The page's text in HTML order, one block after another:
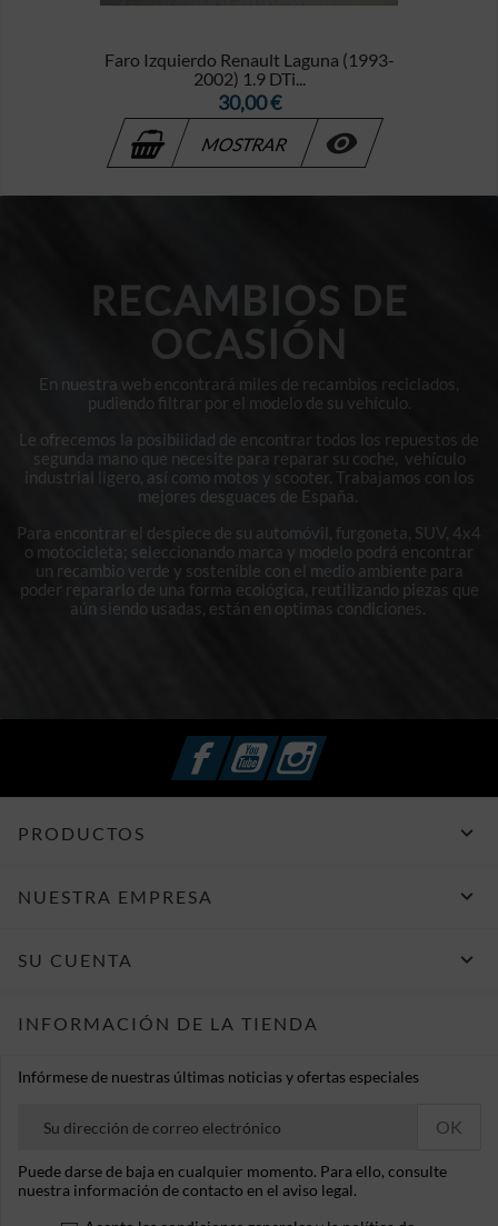
Faro Izquierdo Renault Laguna (1993-
2002) 1.9 DTi...
Precio
30,00 €
MOSTRAR 
RECAMBIOS DE
OCASIÓN
En nuestra web encontrará miles de recambios reciclados,
pudiendo filtrar por el modelo de su vehículo.
Le ofrecemos la posibilidad de encontrar todos los repuestos de
segunda mano que necesite para reparar su coche, vehículo
industrial ligero, así como motos y scooter. Trabajamos con los
mejores desguaces de España.
Para encontrar el despiece de su automóvil, furgoneta, SUV, 4x4
o motocicleta; seleccionando marca y modelo podrá encontrar
un recambio verde y sostenible con el medio ambiente para
poder repararlo de una forma ecológica, reutilizando piezas que
aún siendo usadas, están en optimas condiciones.
FacebookYouTubeInstagram
PRODUCTOS 
NUESTRA EMPRESA 
SU CUENTA 
INFORMACIÓN DE LA TIENDA
Infórmese de nuestras últimas noticias y ofertas especiales
Puede darse de baja en cualquier momento. Para ello, consulte
nuestra información de contacto en el aviso legal.